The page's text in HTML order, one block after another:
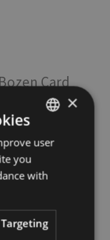
Card
of our
ITALIAN
×
user
you
with
Targeting